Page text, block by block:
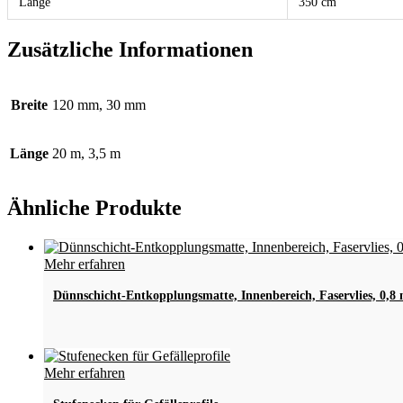
Zusätzliche Informationen
Breite 120 mm, 30 mm
Länge 20 m, 3,5 m
Ähnliche Produkte
Mehr erfahren
Dünnschicht-Entkopplungsmatte, Innenbereich, Faservlies, 0,8
Mehr erfahren